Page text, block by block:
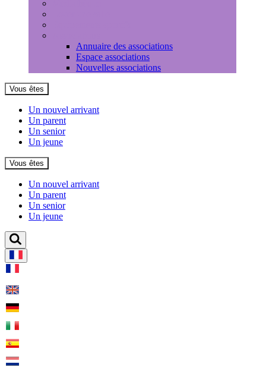
Annuaire des associations
Espace associations
Nouvelles associations
Vous êtes
Un nouvel arrivant
Un parent
Un senior
Un jeune
Vous êtes
Un nouvel arrivant
Un parent
Un senior
Un jeune